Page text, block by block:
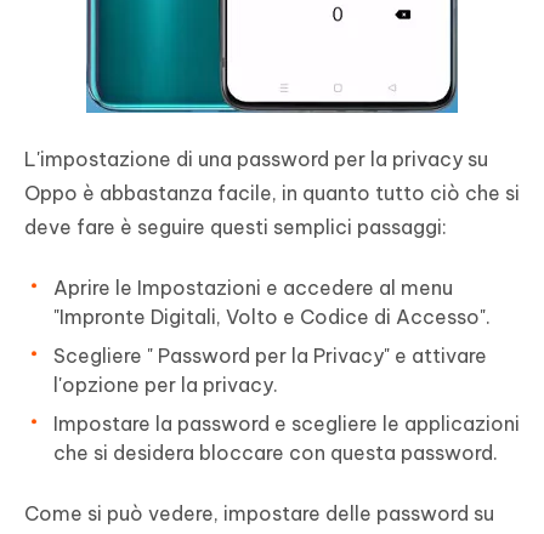
L'impostazione di una password per la privacy su
Oppo è abbastanza facile, in quanto tutto ciò che si
deve fare è seguire questi semplici passaggi:
Aprire le Impostazioni e accedere al menu
"Impronte Digitali, Volto e Codice di Accesso".
Scegliere " Password per la Privacy" e attivare
l'opzione per la privacy.
Impostare la password e scegliere le applicazioni
che si desidera bloccare con questa password.
Come si può vedere, impostare delle password su